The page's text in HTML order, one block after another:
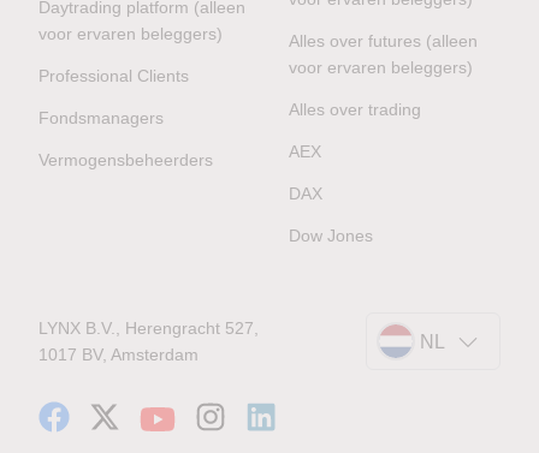
Daytrading platform (alleen
voor ervaren beleggers)
Professional Clients
Fondsmanagers
Vermogensbeheerders
Alles over futures (alleen
voor ervaren beleggers)
Alles over trading
AEX
DAX
Dow Jones
LYNX B.V., Herengracht 527,
1017 BV, Amsterdam
NL